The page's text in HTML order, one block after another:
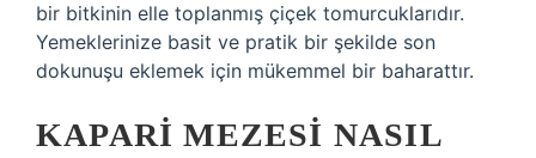
bir bitkinin elle toplanmış çiçek tomurcuklarıdır.
Yemeklerinize basit ve pratik bir şekilde son
dokunuşu eklemek için mükemmel bir baharattır.
KAPARI MEZESI NASIL